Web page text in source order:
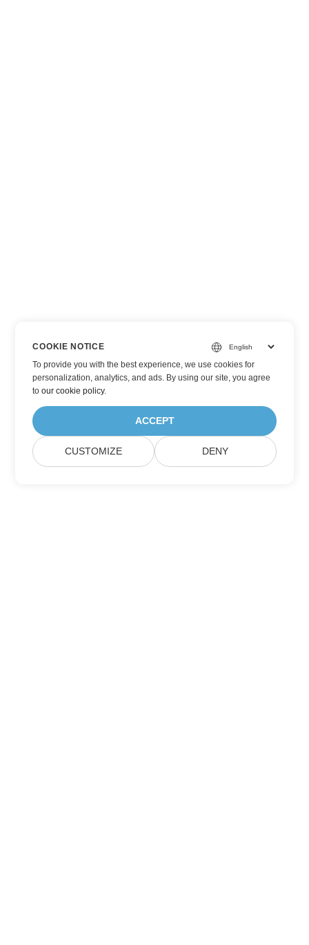
COOKIE NOTICE
To provide you with the best experience, we use cookies for
personalization, analytics, and ads. By using our site, you agree
toour cookie policy.
ACCEPT
CUSTOMIZE DENY